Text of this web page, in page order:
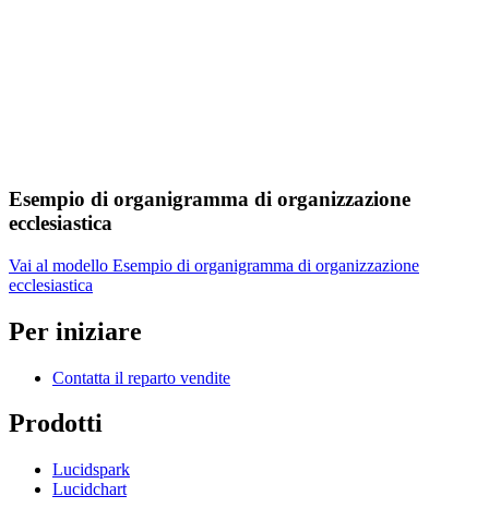
Esempio di organigramma di organizzazione
ecclesiastica
Vai al modello Esempio di organigramma di organizzazione
ecclesiastica
Per iniziare
Contatta il reparto vendite
Prodotti
Lucidspark
Lucidchart